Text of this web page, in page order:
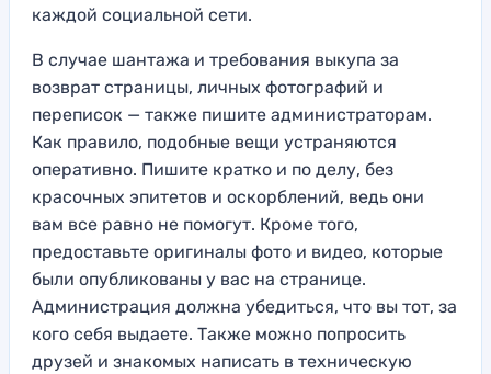
каждой социальной сети.
В случае шантажа и требования выкупа за
возврат страницы, личных фотографий и
переписок — также пишите администраторам.
Как правило, подобные вещи устраняются
оперативно. Пишите кратко и по делу, без
красочных эпитетов и оскорблений, ведь они
вам все равно не помогут. Кроме того,
предоставьте оригиналы фото и видео, которые
были опубликованы у вас на странице.
Администрация должна убедиться, что вы тот, за
кого себя выдаете. Также можно попросить
друзей и знакомых написать в техническую